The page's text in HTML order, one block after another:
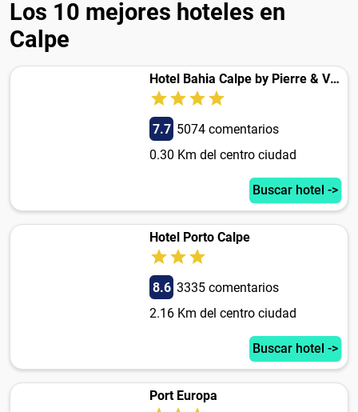
Los 10 mejores hoteles en
Calpe
Hotel Bahia Calpe by Pierre & Vacances
7.7 5074 comentarios
0.30 Km del centro ciudad
Buscar hotel ->
Hotel Porto Calpe
8.6 3335 comentarios
2.16 Km del centro ciudad
Buscar hotel ->
Port Europa